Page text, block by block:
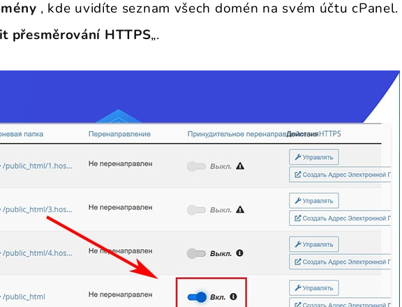
, kde uvidíte seznam všech domén na svém účtu cPanel.
přesměrování HTTPS„.